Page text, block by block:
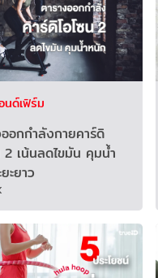
ด์เฟิร์ม
อกกำลังกายคาร์ดิ
2 เน้นลดไขมัน คุมน้ำ
ะยาว